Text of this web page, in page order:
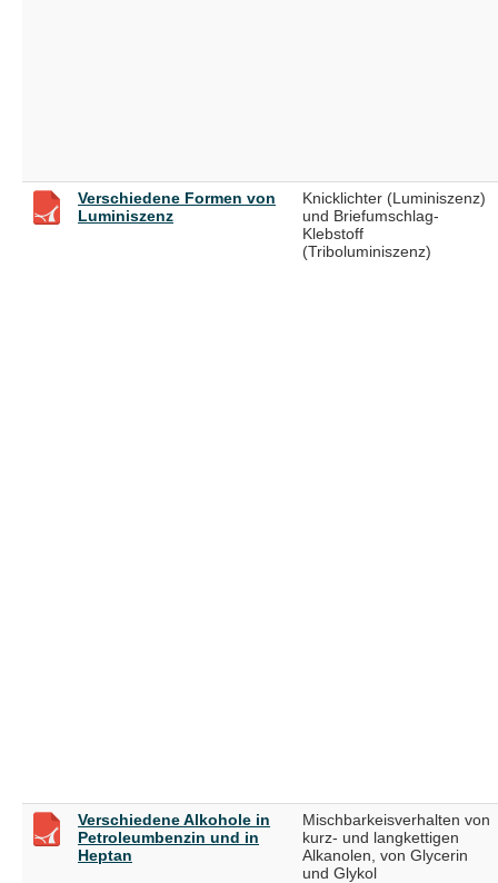
Verschiedene Formen von
Luminiszenz
Knicklichter (Luminiszenz)
und Briefumschlag-
Klebstoff
(Triboluminiszenz)
Verschiedene Alkohole in
Petroleumbenzin und in
Heptan
Mischbarkeisverhalten von
kurz- und langkettigen
Alkanolen, von Glycerin
und Glykol